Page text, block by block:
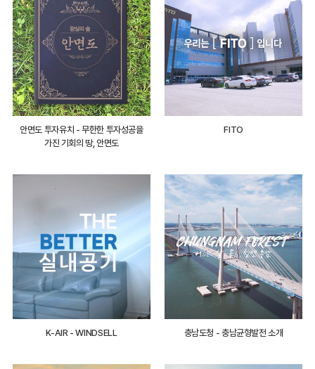
안면도 투자유치 - 무한한 투자성공을
가진 기회의 땅, 안면도
FITO
K-AIR - WINDSELL 충남도청 - 충남균형발전 소개